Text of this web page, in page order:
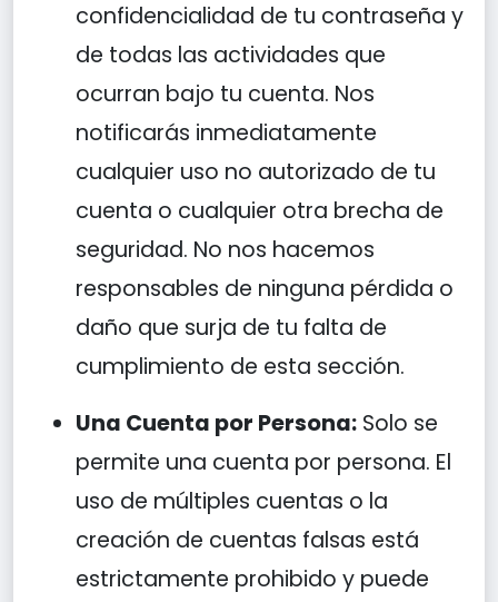
confidencialidad de tu contraseña y
de todas las actividades que
ocurran bajo tu cuenta. Nos
notificarás inmediatamente
cualquier uso no autorizado de tu
cuenta o cualquier otra brecha de
seguridad. No nos hacemos
responsables de ninguna pérdida o
daño que surja de tu falta de
cumplimiento de esta sección.
Una Cuenta por Persona: Solo se
permite una cuenta por persona. El
uso de múltiples cuentas o la
creación de cuentas falsas está
estrictamente prohibido y puede